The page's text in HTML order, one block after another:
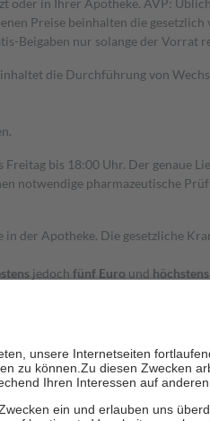
oder in Ihrer Apotheke. AVP:
Preise beinhalten die
Beigaben nur solange der Vorrat
die Durchführung von
bis 18:00 Uhr. Der genaue
notwendige pharmazeutische
der Apotheke. Die gesetzliche
jedoch fünf Euro und
der Familie zu unterstützen,